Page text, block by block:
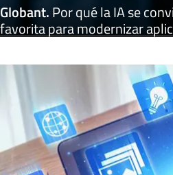
Globant.Por qué la IA se
favorita para modernizar